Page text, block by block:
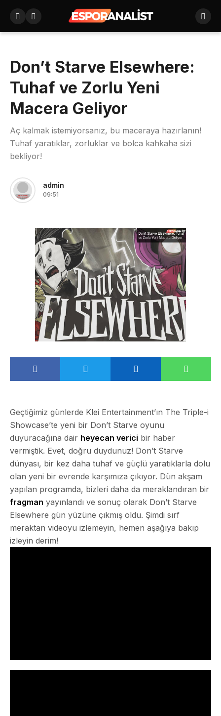
Don’t Starve Elsewhere:
Tuhaf ve Zorlu Yeni
Macera Geliyor
Aç kalmak istemiyorsanız, bu maceraya hazırlanın!
Tuhaf yaratıklar, zorluklar ve bolca kahkaha sizi
bekliyor!
admin
09:51
Geçtiğimiz günlerde Klei Entertainment’ın The Triple-i
Showcase’te yeni bir Don’t Starve oyunu
duyuracağına dair heyecan verici bir haber
vermiştik. Evet, doğru duydunuz! Don’t Starve
dünyası, bir kez daha tuhaf ve güçlü yaratıklarla dolu
olan yeni bir evrende karşımıza çıkıyor. Dün akşam
yapılan programda, bizleri daha da meraklandıran bir
fragman yayınlandı ve sonuç olarak Don’t Starve
Elsewhere gün yüzüne çıkmış oldu. Şimdi sırf
meraktan videoyu izlemeyin, hemen aşağıya bakıp
izleyin derim!